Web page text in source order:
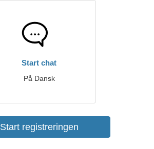
Start chat
På Dansk
Start registreringen